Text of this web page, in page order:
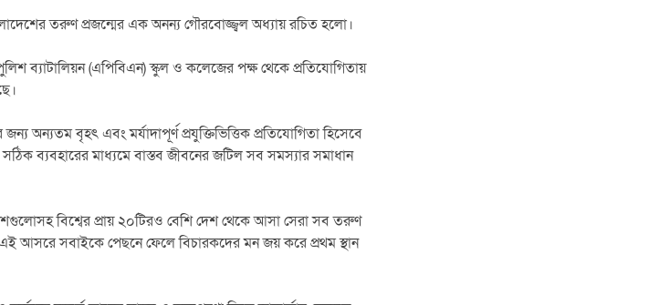
তরুণ প্রজন্মের এক অনন্য গৌরবোজ্জ্বল অধ্যায় রচিত হলো।
ব্যাটালিয়ন (এপিবিএন) স্কুল ও কলেজের পক্ষ থেকে প্রতিযোগিতায়
জন্য অন্যতম বৃহৎ এবং মর্যাদাপূর্ণ প্রযুক্তিভিত্তিক প্রতিযোগিতা হিসেবে
ব্যবহারের মাধ্যমে বাস্তব জীবনের জটিল সব সমস্যার সমাধান
দেশগুলোসহ বিশ্বের প্রায় ২০টিরও বেশি দেশ থেকে আসা সেরা সব তরুণ
এই আসরে সবাইকে পেছনে ফেলে বিচারকদের মন জয় করে প্রথম স্থান